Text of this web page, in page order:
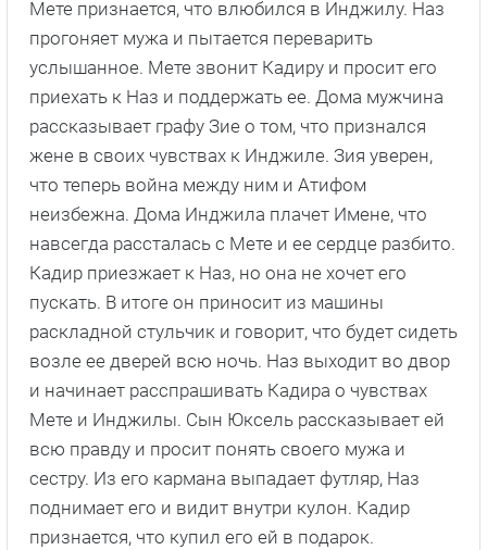
Мете признается, что влюбился в Инджилу. Наз
прогоняет мужа и пытается переварить
услышанное. Мете звонит Кадиру и просит его
приехать к Наз и поддержать ее. Дома мужчина
рассказывает графу Зие о том, что признался
жене в своих чувствах к Инджиле. Зия уверен,
что теперь война между ним и Атифом
неизбежна. Дома Инджила плачет Имене, что
навсегда рассталась с Мете и ее сердце разбито.
Кадир приезжает к Наз, но она не хочет его
пускать. В итоге он приносит из машины
раскладной стульчик и говорит, что будет сидеть
возле ее дверей всю ночь. Наз выходит во двор
и начинает расспрашивать Кадира о чувствах
Мете и Инджилы. Сын Юксель рассказывает ей
всю правду и просит понять своего мужа и
сестру. Из его кармана выпадает футляр, Наз
поднимает его и видит внутри кулон. Кадир
признается, что купил его ей в подарок.